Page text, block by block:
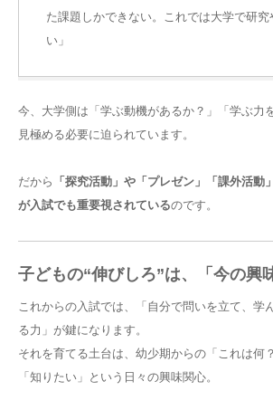
た課題しかできない。これでは大学で研究
い」
今、大学側は「学ぶ動機があるか？」「学ぶ力
見極める必要に迫られています。
だから 「探究活動」や「プレゼン」「課外活動
が入試でも重要視されているのです。
子どもの“伸びしろ”は、「今の興
これからの入試では、「自分で問いを立て、学
る力」が鍵になります。
それを育てる土台は、幼少期からの「これは何
「知りたい」という日々の興味関心。